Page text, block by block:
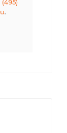
(495)
.